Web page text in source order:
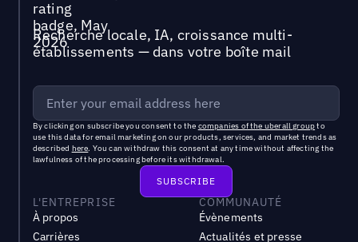
Recherche locale, IA, croissance multi-
établissements — dans votre boîte mail
By clicking on subscribe you consent to the companies of the uberall groupto
use this data for email marketing on our products, services, and market trends as
described here. You can withdraw this consent at any time without affecting the
lawfulness of the processing before its withdrawal.
L'ENTREPRISE
À propos
Carrières
COMMUNAUTÉ
Évènements
Actualités et presse